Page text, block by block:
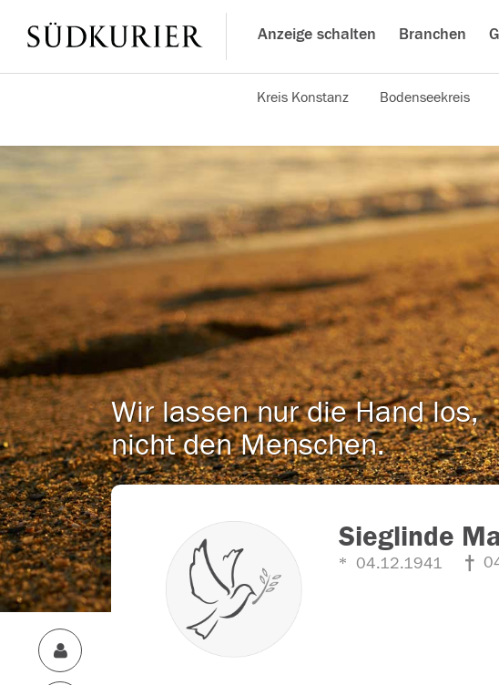
Anzeige schalten Branchen
Kreis Konstanz Bodenseekreis
Wir lassen nur die Hand los,
nicht den Menschen.
Sieglinde
04.12.1941